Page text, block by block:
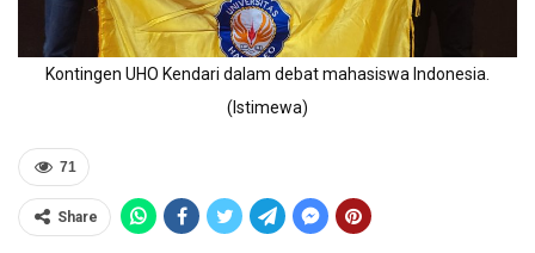
Kontingen UHO Kendari dalam debat mahasiswa Indonesia.
(Istimewa)
71
Share